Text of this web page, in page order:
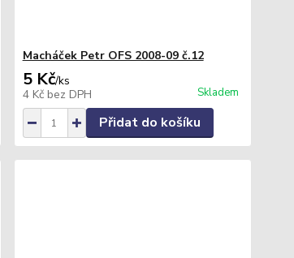
Macháček Petr OFS 2008-09 č.12
5 Kč/ks
4 Kč bez DPH Skladem
Přidat do košíku